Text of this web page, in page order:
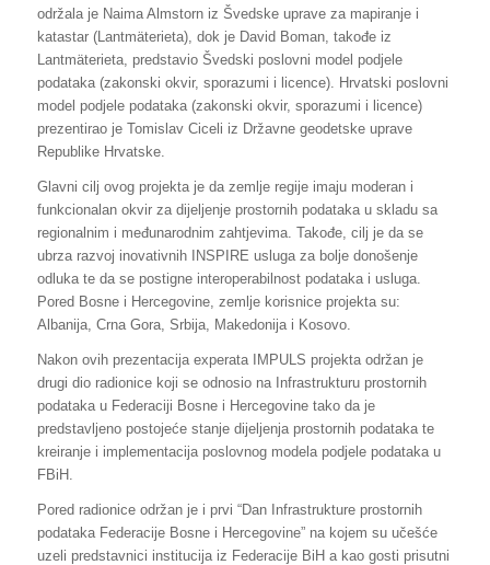
održala je Naima Almstorn iz Švedske uprave za mapiranje i
katastar (Lantmäterieta), dok je David Boman, takođe iz
Lantmäterieta, predstavio Švedski poslovni model podjele
podataka (zakonski okvir, sporazumi i licence). Hrvatski poslovni
model podjele podataka (zakonski okvir, sporazumi i licence)
prezentirao je Tomislav Ciceli iz Državne geodetske uprave
Republike Hrvatske.
Glavni cilj ovog projekta je da zemlje regije imaju moderan i
funkcionalan okvir za dijeljenje prostornih podataka u skladu sa
regionalnim i međunarodnim zahtjevima. Takođe, cilj je da se
ubrza razvoj inovativnih INSPIRE usluga za bolje donošenje
odluka te da se postigne interoperabilnost podataka i usluga.
Pored Bosne i Hercegovine, zemlje korisnice projekta su:
Albanija, Crna Gora, Srbija, Makedonija i Kosovo.
Nakon ovih prezentacija experata IMPULS projekta održan je
drugi dio radionice koji se odnosio na Infrastrukturu prostornih
podataka u Federaciji Bosne i Hercegovine tako da je
predstavljeno postojeće stanje dijeljenja prostornih podataka te
kreiranje i implementacija poslovnog modela podjele podataka u
FBiH.
Pored radionice održan je i prvi “Dan Infrastrukture prostornih
podataka Federacije Bosne i Hercegovine” na kojem su učešće
uzeli predstavnici institucija iz Federacije BiH a kao gosti prisutni